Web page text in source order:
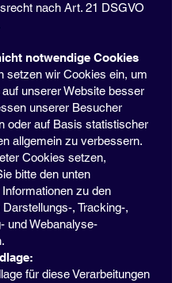
nach Art. 21 DSGVO
notwendige Cookies
setzen wir Cookies ein, um
unserer Website besser
unserer Besucher
oder auf Basis statistischer
allgemein zu verbessern.
Cookies setzen,
bitte den unten
zu den
, Tracking-,
und Webanalyse-
für diese Verarbeitungen